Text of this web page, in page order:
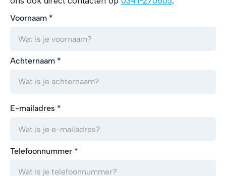
Voornaam *
Achternaam *
E-mailadres *
Telefoonnummer *